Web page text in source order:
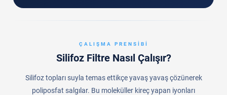
ÇALIŞMA PRENSIBI
Silifoz Filtre Nasıl Çalışır?
Silifoz topları suyla temas ettikçe yavaş yavaş çözünerek
poliposfat salgılar. Bu moleküller kireç yapan iyonları